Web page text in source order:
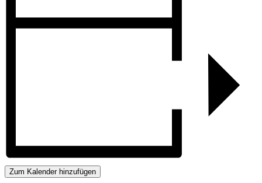
Zum Kalender hinzufügen